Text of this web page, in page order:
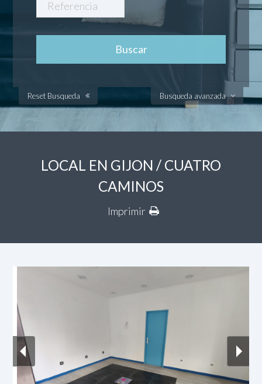
Busqueda avanzada
Reset Busqueda
LOCAL EN GIJON / CUATRO
CAMINOS
Imprimir